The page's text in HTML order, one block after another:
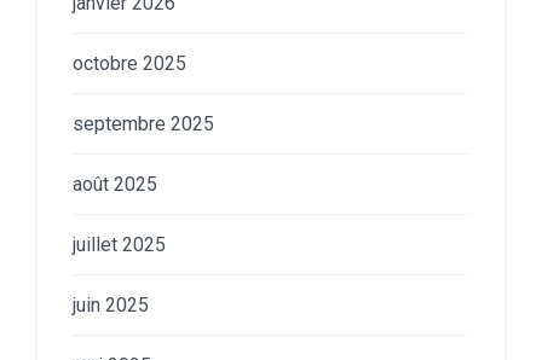
octobre 2025
septembre 2025
août 2025
juillet 2025
juin 2025